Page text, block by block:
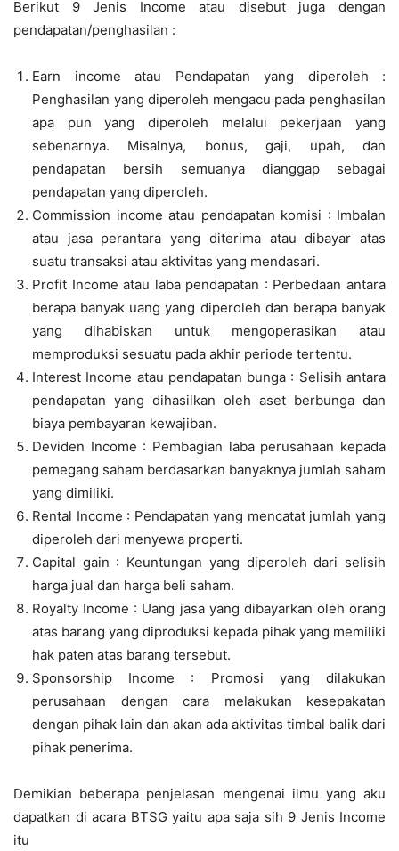
Berikut 9 Jenis Income atau disebut juga dengan
pendapatan/penghasilan :
Earn income atau Pendapatan yang diperoleh :
Penghasilan yang diperoleh mengacu pada penghasilan
apa pun yang diperoleh melalui pekerjaan yang
sebenarnya. Misalnya, bonus, gaji, upah, dan
pendapatan bersih semuanya dianggap sebagai
pendapatan yang diperoleh.
Commission income atau pendapatan komisi : Imbalan
atau jasa perantara yang diterima atau dibayar atas
suatu transaksi atau aktivitas yang mendasari.
Profit Income atau laba pendapatan : Perbedaan antara
berapa banyak uang yang diperoleh dan berapa banyak
yang dihabiskan untuk mengoperasikan atau
memproduksi sesuatu pada akhir periode tertentu.
Interest Income atau pendapatan bunga : Selisih antara
pendapatan yang dihasilkan oleh aset berbunga dan
biaya pembayaran kewajiban.
Deviden Income : Pembagian laba perusahaan kepada
pemegang saham berdasarkan banyaknya jumlah saham
yang dimiliki.
Rental Income : Pendapatan yang mencatat jumlah yang
diperoleh dari menyewa properti.
Capital gain : Keuntungan yang diperoleh dari selisih
harga jual dan harga beli saham.
Royalty Income : Uang jasa yang dibayarkan oleh orang
atas barang yang diproduksi kepada pihak yang memiliki
hak paten atas barang tersebut.
Sponsorship Income : Promosi yang dilakukan
perusahaan dengan cara melakukan kesepakatan
dengan pihak lain dan akan ada aktivitas timbal balik dari
pihak penerima.
Demikian beberapa penjelasan mengenai ilmu yang aku
dapatkan di acara BTSG yaitu apa saja sih 9 Jenis Income
itu